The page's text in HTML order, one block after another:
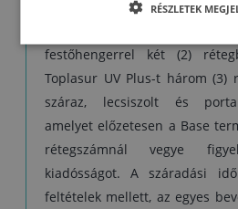
festőhengerrel két (2)
Toplasur UV Plus-t három (3)
száraz, lecsiszolt és
amelyet előzetesen a Base
rétegszámnál vegye
kiadósságot. A száradási
feltételek mellett, az egyes
RÉSZLETEK